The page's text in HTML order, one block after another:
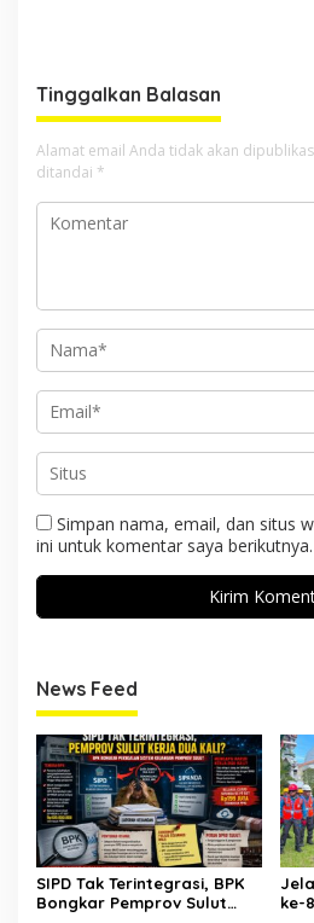
Tinggalkan Balasan
Alamat email Anda tidak akan
ditandai *
Simpan nama, email, dan situs
ini untuk komentar saya berikutnya.
News Feed
SIPD Tak Terintegrasi, BPK
Bongkar Pemprov Sulut
ke-